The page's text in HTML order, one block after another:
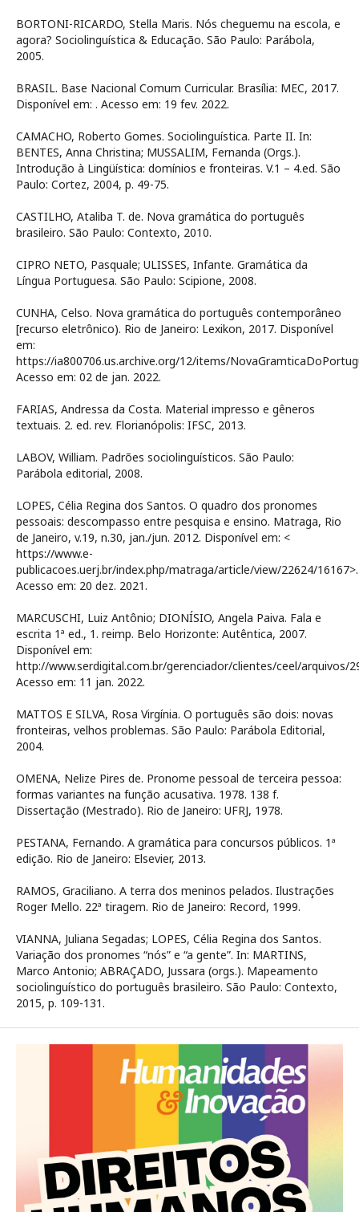
BORTONI-RICARDO, Stella Maris. Nós cheguemu na escola, e
agora? Sociolinguística & Educação. São Paulo: Parábola,
2005.
BRASIL. Base Nacional Comum Curricular. Brasília: MEC, 2017.
Disponível em: . Acesso em: 19 fev. 2022.
CAMACHO, Roberto Gomes. Sociolinguística. Parte II. In:
BENTES, Anna Christina; MUSSALIM, Fernanda (Orgs.).
Introdução à Lingüística: domínios e fronteiras. V.1 – 4.ed. São
Paulo: Cortez, 2004, p. 49-75.
CASTILHO, Ataliba T. de. Nova gramática do português
brasileiro. São Paulo: Contexto, 2010.
CIPRO NETO, Pasquale; ULISSES, Infante. Gramática da
Língua Portuguesa. São Paulo: Scipione, 2008.
CUNHA, Celso. Nova gramática do português contemporâneo
[recurso eletrônico). Rio de Janeiro: Lexikon, 2017. Disponível
em:
https://ia800706.us.archive.org/12/items/
Acesso em: 02 de jan. 2022.
FARIAS, Andressa da Costa. Material impresso e gêneros
textuais. 2. ed. rev. Florianópolis: IFSC, 2013.
LABOV, William. Padrões sociolinguísticos. São Paulo:
Parábola editorial, 2008.
LOPES, Célia Regina dos Santos. O quadro dos pronomes
pessoais: descompasso entre pesquisa e ensino. Matraga, Rio
de Janeiro, v.19, n.30, jan./jun. 2012. Disponível em: <
https://www.e-
publicacoes.uerj.br/index.php/matraga/article/view/22624/16167>.
Acesso em: 20 dez. 2021.
MARCUSCHI, Luiz Antônio; DIONÍSIO, Angela Paiva. Fala e
escrita 1ª ed., 1. reimp. Belo Horizonte: Autêntica, 2007.
Disponível em:
http://www.serdigital.com.br/gerenciador/clientes/ceel/arquivos/
Acesso em: 11 jan. 2022.
MATTOS E SILVA, Rosa Virgínia. O português são dois: novas
fronteiras, velhos problemas. São Paulo: Parábola Editorial,
2004.
OMENA, Nelize Pires de. Pronome pessoal de terceira pessoa:
formas variantes na função acusativa. 1978. 138 f.
Dissertação (Mestrado). Rio de Janeiro: UFRJ, 1978.
PESTANA, Fernando. A gramática para concursos públicos. 1ª
edição. Rio de Janeiro: Elsevier, 2013.
RAMOS, Graciliano. A terra dos meninos pelados. Ilustrações
Roger Mello. 22ª tiragem. Rio de Janeiro: Record, 1999.
VIANNA, Juliana Segadas; LOPES, Célia Regina dos Santos.
Variação dos pronomes “nós” e “a gente”. In: MARTINS,
Marco Antonio; ABRAÇADO, Jussara (orgs.). Mapeamento
sociolinguístico do português brasileiro. São Paulo: Contexto,
2015, p. 109-131.